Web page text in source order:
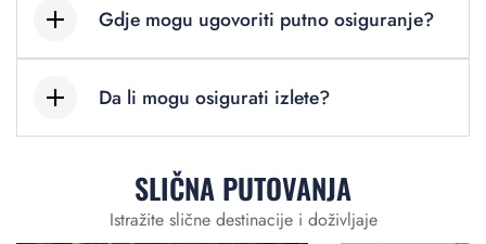
Gdje mogu ugovoriti putno osiguranje?
Da li mogu osigurati izlete?
SLIČNA PUTOVANJA
Istražite slične destinacije i doživljaje